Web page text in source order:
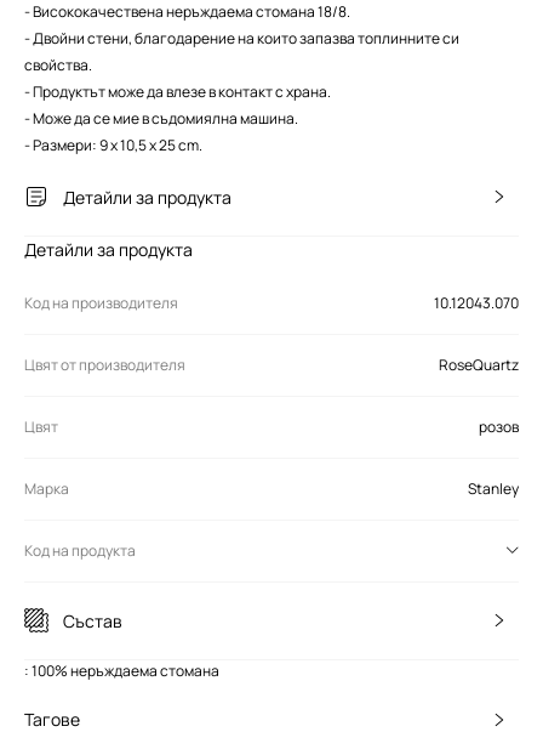
- Висококачествена неръждаема стомана 18/8.
- Двойни стени, благодарение на които запазва топлинните си
свойства.
- Продуктът може да влезе в контакт с храна.
- Може да се мие в съдомиялна машина.
- Размери: 9 x 10,5 x 25 cm.
Детайли за продукта
Детайли за продукта
Код на производителя 10.12043.070
Цвят от производителя RoseQuartz
Цвят розов
Марка Stanley
Код на продукта
Състав
: 100% неръждаема стомана
Тагове